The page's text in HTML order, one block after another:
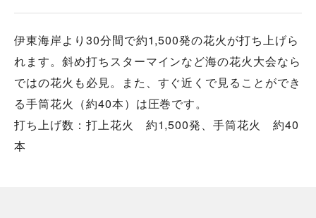
伊東海岸より30分間で約1,500発の花火が打ち上げら
れます。斜め打ちスターマインなど海の花火大会なら
ではの花火も必見。また、すぐ近くで見ることができ
る手筒花火（約40本）は圧巻です。
打ち上げ数：打上花火 約1,500発、手筒花火 約40
本